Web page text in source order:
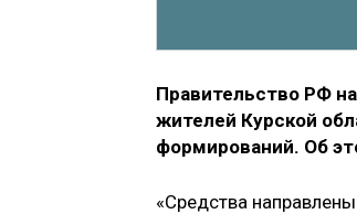
Правительство РФ
жителей Курской
формирований. Об
«Средства